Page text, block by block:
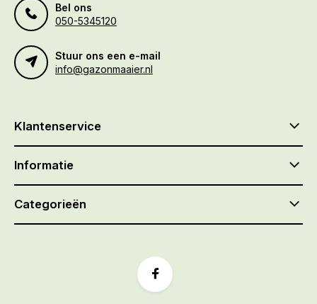
Bel ons
050-5345120
Stuur ons een e-mail
info@gazonmaaier.nl
Klantenservice
Informatie
Categorieën